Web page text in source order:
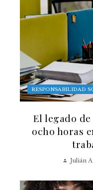
RESPONSABILIDAD
El legado
ocho horas
Julián